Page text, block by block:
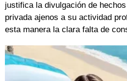
justifica la divulgación de
privada ajenos a su actividad
esta manera la clara falta de